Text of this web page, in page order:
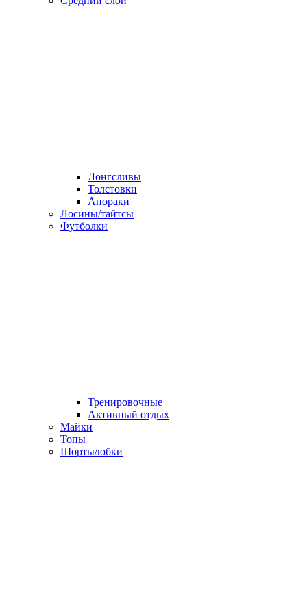
Лонгсливы
Толстовки
Анораки
Лосины/тайтсы
Футболки
Тренировочные
Активный отдых
Майки
Топы
Шорты/юбки